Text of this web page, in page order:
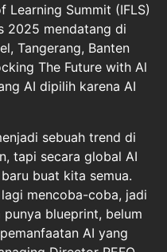
Learning Summit (IFLS)
2025 mendatang di
Tangerang, Banten
The Future with Al
AI dipilih karena AI
sebuah trend di
tapi secara global AI
buat kita semua.
mencoba-coba, jadi
blueprint, belum
AI yang